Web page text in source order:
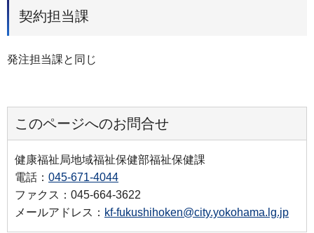
契約担当課
発注担当課と同じ
このページへのお問合せ
健康福祉局地域福祉保健部福祉保健課
電話： 045-671-4044
ファクス：045-664-3622
メールアドレス： kf-fukushihoken@city.yokohama.lg.jp